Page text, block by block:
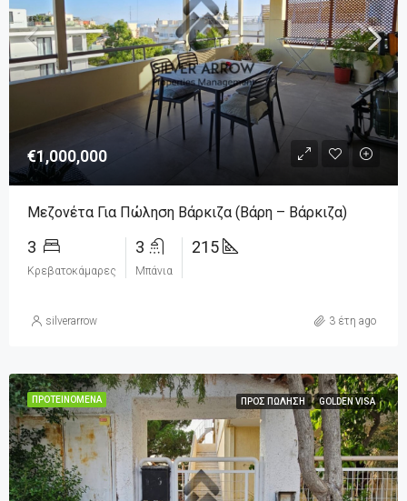
€1,000,000
Μεζονέτα Για Πώληση Βάρκιζα (Βάρη – Βάρκιζα)
3
Κρεβατοκάμαρες
3
Μπάνια
215
silverarrow 3 έτη ago
ΠΡΟΤΕΙΝΌΜΕΝΑ ΠΡΟΣ ΠΏΛΗΣΗ GOLDEN VISA